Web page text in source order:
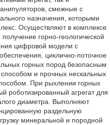
смежные с
назначения, которыми
Осуществляют в комплексе
горно-геологической
цифровой модели с
циклично-поточное
горных пород безопасным
и прочных нескальных
При рыхлении горных
роботизированный агрегат для
диаметра. Выполняют
раздельную
минеральной и породной